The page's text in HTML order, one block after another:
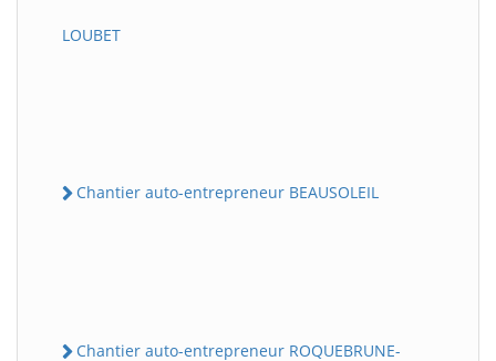
LOUBET
Chantier auto-entrepreneur BEAUSOLEIL
Chantier auto-entrepreneur ROQUEBRUNE-